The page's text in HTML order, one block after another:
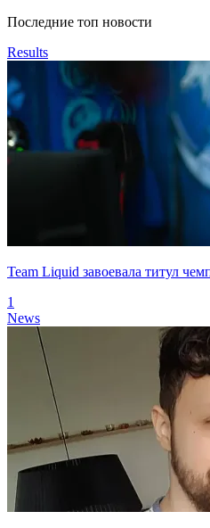
Последние топ новости
Results
Team Liquid завоевала титул
1
News